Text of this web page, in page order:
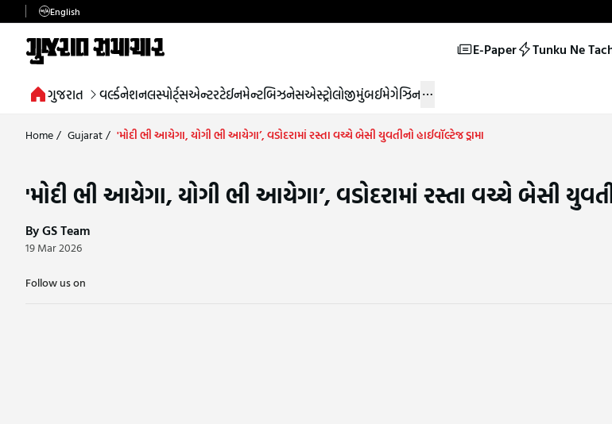
English
E-Paper Tunku Ne
ગુજરાત વર્લ્ડનેશનલસ્પોર્ટ્સએન્ટરટેઈનમેન્ટબિઝનેસએસ્ટ્રોલોજીમુંબઈમેગેઝિન
Home/ Gujarat/ 'મોદી ભી આયેગા, યોગી ભી આયેગા’, વડોદરામાં રસ્તા વચ્ચે બેસી યુવતીનો હાઈવૉલ્ટેજ ડ્રામા
'મોદી ભી આયેગા, યોગી ભી આયેગા’, વડોદરામાં રસ્તા વચ્ચે બેસી
By GS Team
19 Mar 2026
Follow us on